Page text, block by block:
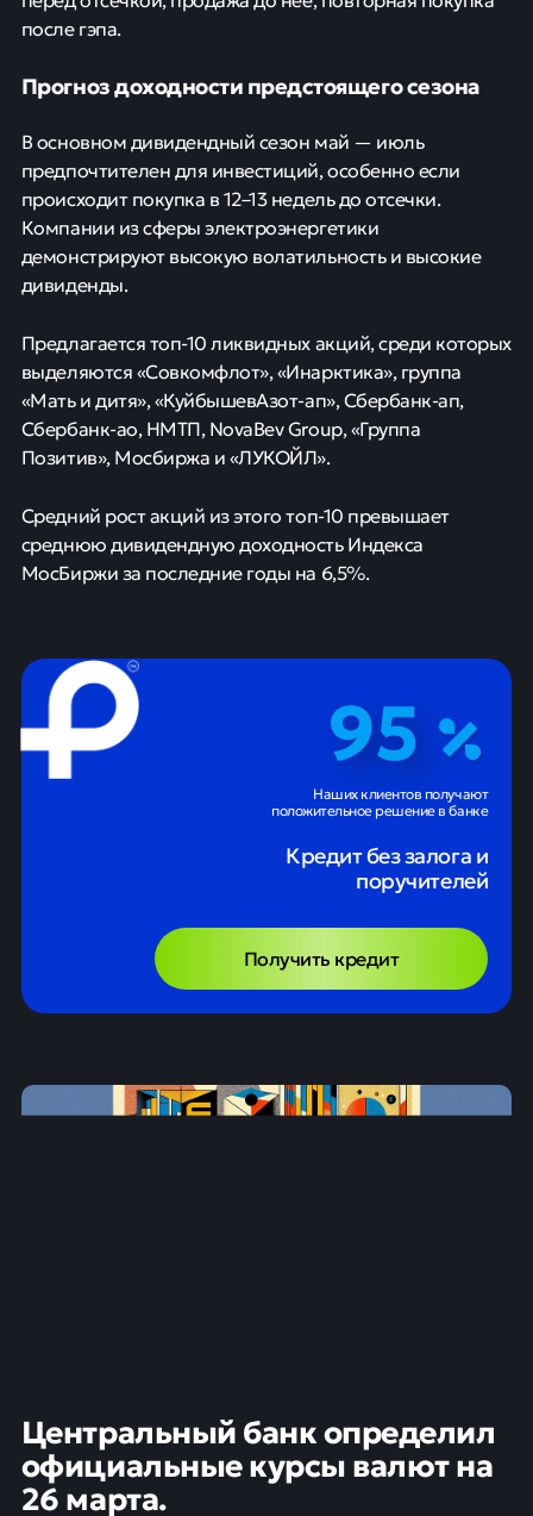
после гэпа.
Прогноз доходности предстоящего сезона
В основном дивидендный сезон май — июль
предпочтителен для инвестиций, особенно если
происходит покупка в 12–13 недель до отсечки.
Компании из сферы электроэнергетики
демонстрируют высокую волатильность и высокие
дивиденды.
Предлагается топ-10 ликвидных акций, среди которых
выделяются «Совкомфлот», «Инарктика», группа
«Мать и дитя», «КуйбышевАзот-ап», Сбербанк-ап,
Сбербанк-ао, НМТП, NovaBev Group, «Группа
Позитив», Мосбиржа и «ЛУКОЙЛ».
Средний рост акций из этого топ-10 превышает
среднюю дивидендную доходность Индекса
МосБиржи за последние годы на 6,5%.
95
Наших клиентов получают
положительное решение в банке
Кредит без залога и
поручителей
Получить кредит
Центральный банк определил
официальные курсы валют на
26 марта.